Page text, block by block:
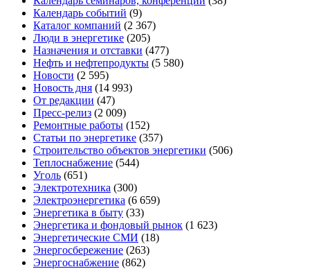
Календарь событий (9)
Каталог компаний (2 367)
Люди в энергетике (205)
Назначения и отставки (477)
Нефть и нефтепродукты (5 580)
Новости (2 595)
Новость дня (14 993)
От редакции (47)
Пресс-релиз (2 009)
Ремонтные работы (152)
Статьи по энергетике (357)
Строительство объектов энергетики (506)
Теплоснабжение (544)
Уголь (651)
Электротехника (300)
Электроэнергетика (6 659)
Энергетика в быту (33)
Энергетика и фондовый рынок (1 623)
Энергетические СМИ (18)
Энергосбережение (263)
Энергоснабжение (862)